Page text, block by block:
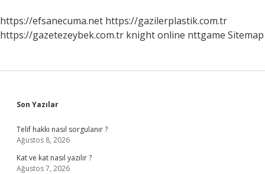
https://efsanecuma.net https://gazilerplastik.com.tr
https://gazetezeybek.com.tr knight online nttgame Sitemap
Sidebar
Son Yazılar
Telif hakkı nasıl sorgulanır ?
Ağustos 8, 2026
Kat ve kat nasıl yazılır ?
Ağustos 7, 2026